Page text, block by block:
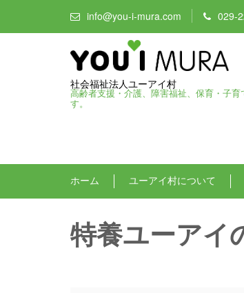
info@you-i-mura.com 029-
社会福祉法人ユーアイ村
高齢者支援・介護、障害福祉、保育・子
す。
ホーム ユーアイ村について
特養ユーアイ